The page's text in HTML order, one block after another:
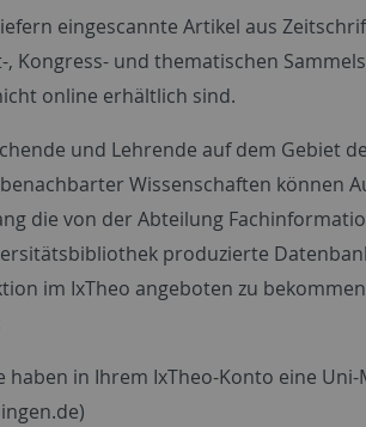
eingescannte Artikel aus
, Kongress- und thematischen
online erhältlich sind.
und Lehrende auf dem Gebiet
Wissenschaften können
die von der Abteilung
produzierte
im IxTheo angeboten zu
haben in Ihrem IxTheo-Konto eine